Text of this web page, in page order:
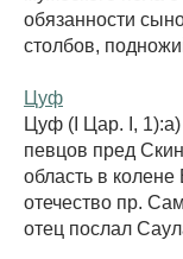
обязанности
столбов,
Цуф
Цуф (I Цар. I,
певцов пред
область в
отечество пр.
отец послал